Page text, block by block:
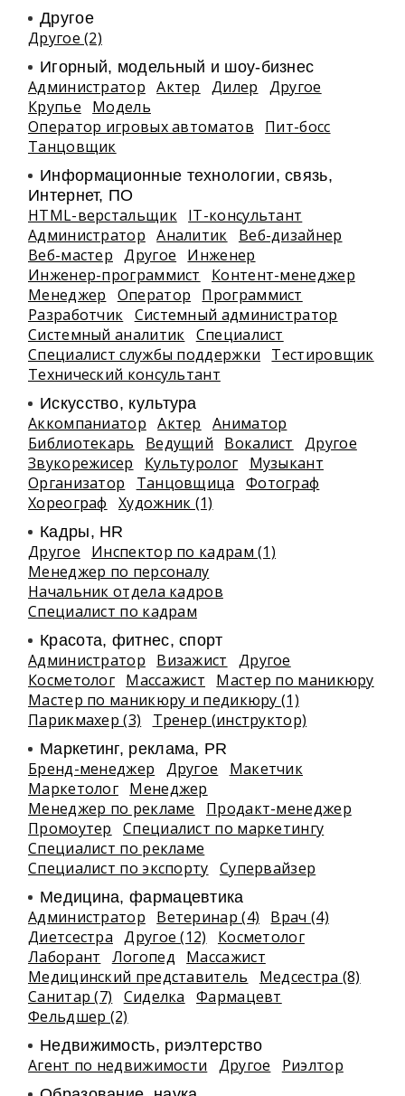
Другое
Другое (2)
Игорный, модельный и шоу-бизнес
Администратор Актер Дилер
Другое
Крупье
Модель
Оператор игровых автоматов
Пит-босс
Танцовщик
Информационные технологии, связь,
Интернет, ПО
HTML-верстальщик IT-консультант
Администратор
Аналитик
Веб-дизайнер
Веб-мастер
Другое
Инженер
Инженер-программист
Контент-менеджер
Менеджер
Оператор
Программист
Разработчик Системный администратор
Системный аналитик Специалист
Специалист службы поддержки
Тестировщик
Технический консультант
Искусство, культура
Аккомпаниатор Актер
Аниматор
Библиотекарь
Ведущий Вокалист
Другое
Звукорежисер
Культуролог
Музыкант
Организатор
Танцовщица
Фотограф
Хореограф
Художник (1)
Кадры, HR
Другое
Инспектор по кадрам (1)
Менеджер по персоналу
Начальник отдела кадров
Специалист по кадрам
Красота, фитнес, спорт
Администратор Визажист
Другое
Косметолог Массажист
Мастер по маникюру
Мастер по маникюру и педикюру (1)
Парикмахер (3)
Тренер (инструктор)
Маркетинг, реклама, PR
Бренд-менеджер Другое
Макетчик
Маркетолог Менеджер
Менеджер по рекламе
Продакт-менеджер
Промоутер
Специалист по маркетингу
Специалист по рекламе
Специалист по экспорту Супервайзер
Медицина, фармацевтика
Администратор Ветеринар (4)
Врач (4)
Диетсестра
Другое (12)
Косметолог
Лаборант
Логопед
Массажист
Медицинский представитель
Медсестра (8)
Санитар (7)
Сиделка
Фармацевт
Фельдшер (2)
Недвижимость, риэлтeрство
Агент по недвижимости Другое Риэлтор